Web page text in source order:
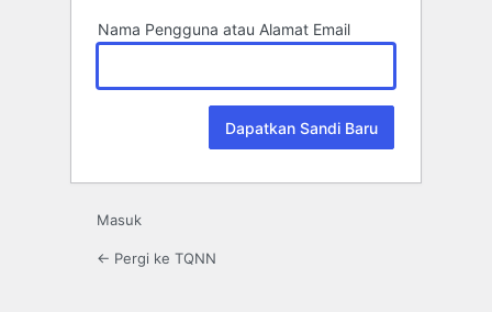
Nama Pengguna atau Alamat Email
Masuk
← Pergi ke TQNN